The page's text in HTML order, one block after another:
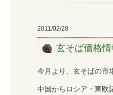
2011/02/28
玄そば価格
今月より、玄そばの市
中国からロシア・東欧